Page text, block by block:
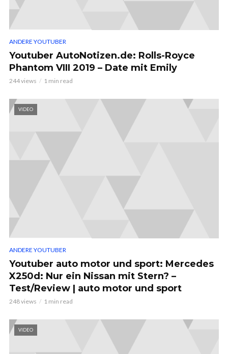
ANDERE YOUTUBER
Youtuber AutoNotizen.de: Rolls-Royce
Phantom VIII 2019 – Date mit Emily
244 views 1 min read
VIDEO
ANDERE YOUTUBER
Youtuber auto motor und sport: Mercedes
X250d: Nur ein Nissan mit Stern? –
Test/Review | auto motor und sport
248 views 1 min read
VIDEO